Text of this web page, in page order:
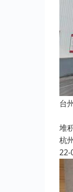
台
堆
杭
22-